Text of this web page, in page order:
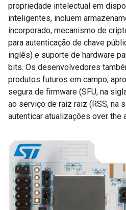
propriedade intelectual em
inteligentes, incluem
incorporado, mecanismo de
para autenticação de chave
inglês) e suporte de hardware
bits. Os desenvolvedores
produtos futuros em campo,
segura de firmware (SFU, na
ao serviço de raiz raiz (RSS, na
autenticar atualizações over the